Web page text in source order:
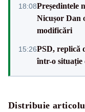
18:08Președintele
Nicușor Dan
modificări
15:26PSD, replică
într-o situație
Distribuie